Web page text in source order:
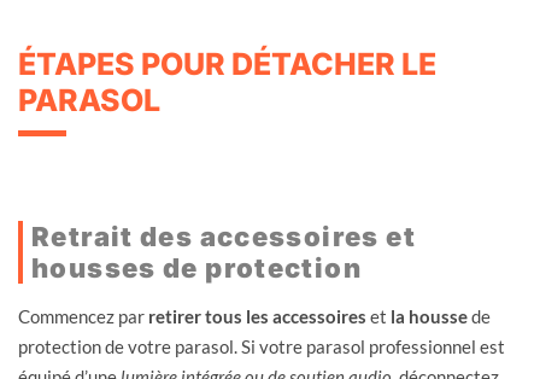
ÉTAPES POUR DÉTACHER LE
PARASOL
Retrait des accessoires et
housses de protection
Commencez par retirer tous les accessoires et la houssede
protection de votre parasol. Si votre parasol professionnel est